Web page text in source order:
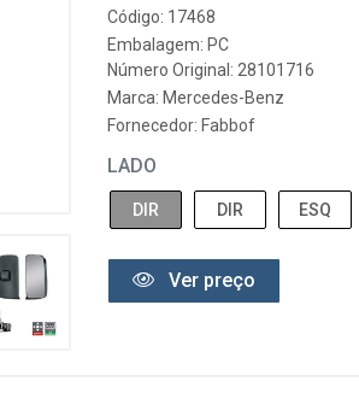
Código: 17468
Embalagem: PC
Número Original: 28101716
Marca: Mercedes-Benz
Fornecedor: Fabbof
LADO
DIR DIR ESQ
Ver preço